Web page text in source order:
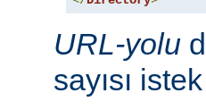
URL-yolu
sayısı